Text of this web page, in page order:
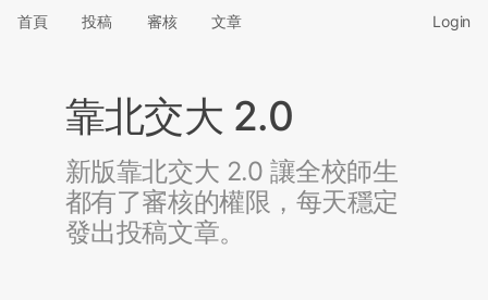
首頁 投稿 審核 文章 Login
靠北交大 2.0
新版靠北交大 2.0 讓全校師生
都有了審核的權限，每天穩定
發出投稿文章。